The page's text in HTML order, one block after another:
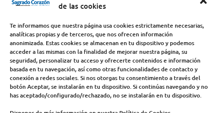
de las cookies
Te informamos que nuestra página usa cookies estrictamente necesarias,
analíticas propias y de terceros, que nos ofrecen información
anonimizada. Estas cookies se almacenan en tu dispositivo y podemos
acceder a las mismas con la finalidad de mejorar nuestra página, su
seguridad, personalizar tu acceso y ofrecerte contenidos e información
basada en tu navegación, así como otras funcionalidades de contacto y
conexión a redes sociales. Si nos otorgas tu consentimiento a través del
botón Aceptar, se instalarán en tu dispositivo. Si continúas navegando y no
has aceptado/configurado/rechazado, no se instalarán en tu dispositivo.
Colegio y Seminario Sagrado Corazón
Avda. Castilla y León, s/n – 34200 – Venta de Baños
(Palencia) – Teléfono 979770649